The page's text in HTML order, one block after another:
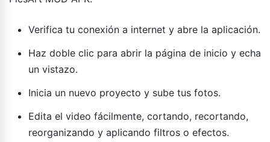
Verifica tu conexión a internet y abre la aplicación.
Haz doble clic para abrir la página de inicio y echa
un vistazo.
Inicia un nuevo proyecto y sube tus fotos.
Edita el video fácilmente, cortando, recortando,
reorganizando y aplicando filtros o efectos.